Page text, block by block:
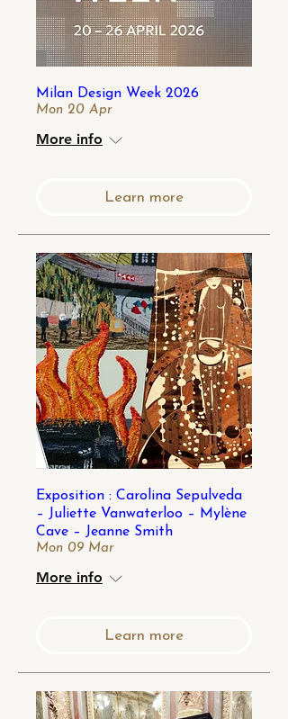
Milan Design Week 2026
Mon 20 Apr
More info
Learn more
Exposition : Carolina Sepulveda
– Juliette Vanwaterloo – Mylène
Cave – Jeanne Smith
Mon 09 Mar
More info
Learn more